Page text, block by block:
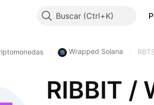
Buscar
Wrapped Solana
RIBBIT /